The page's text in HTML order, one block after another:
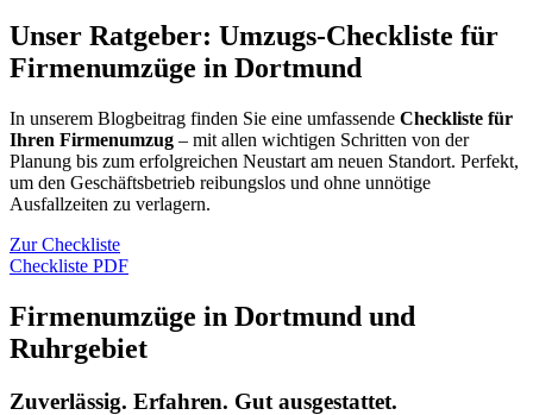
Unser Ratgeber: Umzugs-Checkliste für
Firmenumzüge in Dortmund
In unserem Blogbeitrag finden Sie eine umfassende Checkliste für
Ihren Firmenumzug – mit allen wichtigen Schritten von der
Planung bis zum erfolgreichen Neustart am neuen Standort. Perfekt,
um den Geschäftsbetrieb reibungslos und ohne unnötige
Ausfallzeiten zu verlagern.
Zur Checkliste
Checkliste PDF
Firmenumzüge in Dortmund und
Ruhrgebiet
Zuverlässig. Erfahren. Gut ausgestattet.